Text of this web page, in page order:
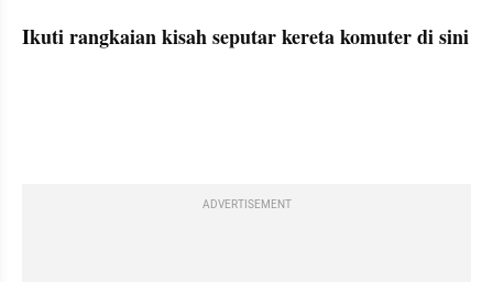
Ikuti rangkaian kisah seputar kereta komuter di sini
ADVERTISEMENT